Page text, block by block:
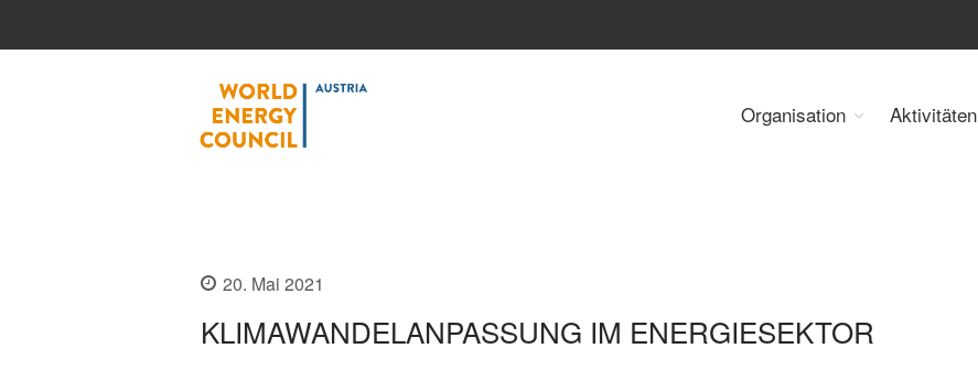
Organisation Aktivitäten
20. Mai 2021
KLIMAWANDELANPASSUNG IM ENERGIESEKTOR